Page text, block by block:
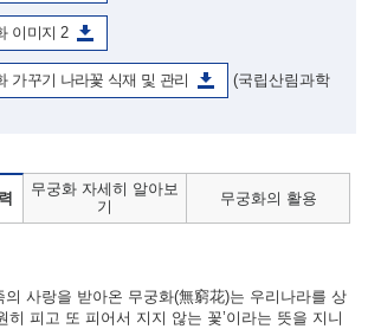
이미지 2
가꾸기 나라꽃 식재 및 관리
(국립산림과학
무궁화 자세히 알아보
기
무궁화의 활용
의 사랑을 받아온 무궁화(無窮花)는 우리나라를 상
히 피고 또 피어서 지지 않는 꽃’이라는 뜻을 지니